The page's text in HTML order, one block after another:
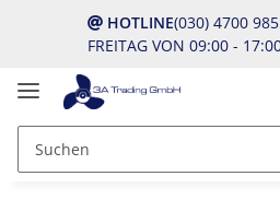
HOTLINE(030) 4700
FREITAG VON 09:00 -